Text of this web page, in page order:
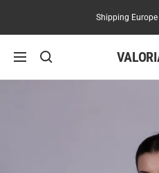
content
Shipping
Navigation